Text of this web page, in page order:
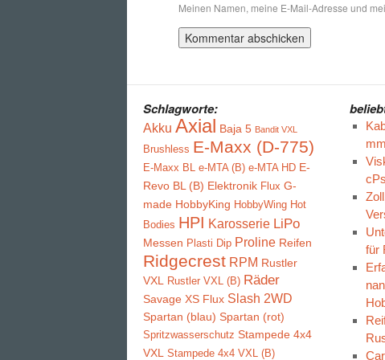
Meinen Namen, meine E-Mail-Adresse und
Schlagworte:
Akku Axial Baja 5 Bandit VXL
Brushless E-Maxx (D-775)
E-Maxx BL e-MTA (B) e-MTA HD E-
Revo BL (B) Elektronik Flux G-
made HobbyKing HobbyWing Hot
Bodies HPI Karosserie LiPo
Messen Plasti Dip Proline Reifen
Ridgecrest RPM Rustler
VXL
Rustler VXL (B) Räder
Savage XS Flux Slash 2WD
Spartan (blau) Spartan (rot)
Spritzwasserschutz Stampede 4x4
VXL
Stampede 4x4 VXL (B)
für